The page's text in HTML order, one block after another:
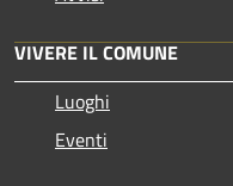
VIVERE IL COMUNE
Luoghi
Eventi